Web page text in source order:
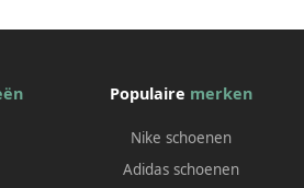
Populaire merken
Nike schoenen
Adidas schoenen